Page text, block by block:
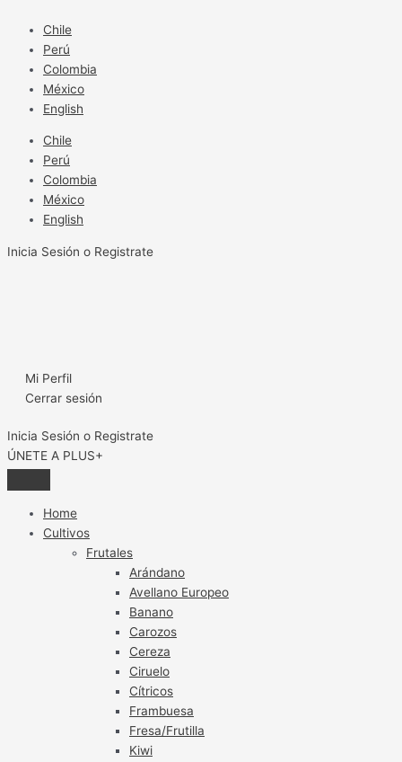
contenido
Chile
Perú
Colombia
México
English
Chile
Perú
Colombia
México
English
Inicia Sesión o Registrate
Mi Perfil
Cerrar sesión
Inicia Sesión o Registrate
ÚNETE A PLUS+
Home
Cultivos
Frutales
Arándano
Avellano Europeo
Banano
Carozos
Cereza
Ciruelo
Cítricos
Frambuesa
Fresa/Frutilla
Kiwi